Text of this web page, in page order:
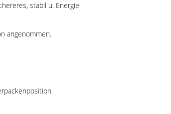
stabil u. Energie.
angenommen.